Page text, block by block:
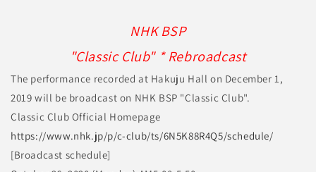
NHK BSP
"Classic Club" * Rebroadcast
The performance recorded at Hakuju Hall on December 1,
2019 will be broadcast on NHK BSP "Classic Club".
Classic Club Official Homepage
https://www.nhk.jp/p/c-club/ts/6N5K88R4Q5/schedule/
[Broadcast schedule]